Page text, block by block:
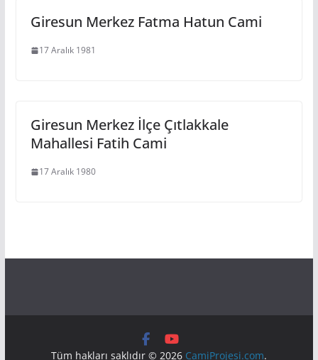
Giresun Merkez Fatma Hatun Cami
17 Aralık 1981
Giresun Merkez İlçe Çıtlakkale
Mahallesi Fatih Cami
17 Aralık 1980
Tüm hakları saklıdır © 2026 CamiProjesi.com.